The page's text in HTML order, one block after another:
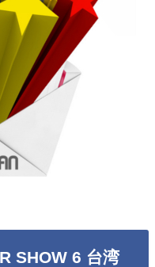
SHOW 6 台湾